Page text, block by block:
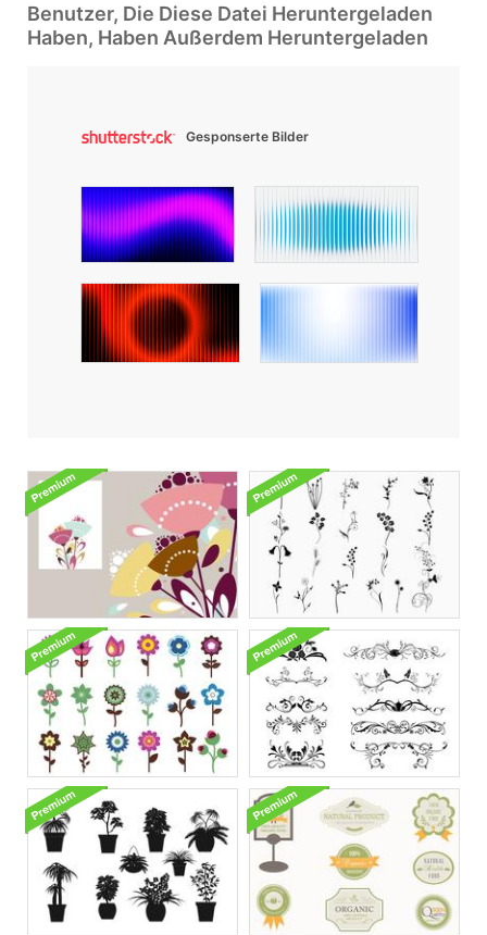
Benutzer, Die Diese Datei Heruntergeladen
Haben, Haben Außerdem Heruntergeladen
Gesponserte Bilder